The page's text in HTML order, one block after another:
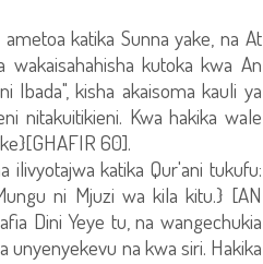
katika Sunna yake, na At
kutoka kwa An
Ibada", kisha akaisoma kauli ya
nitakuitikieni. Kwa hakika wale
60].
ilivyotajwa katika Qur'ani tukufu:
ni Mjuzi wa kila kitu.} [AN
Dini Yeye tu, na wangechukia
unyenyekevu na kwa siri. Hakika